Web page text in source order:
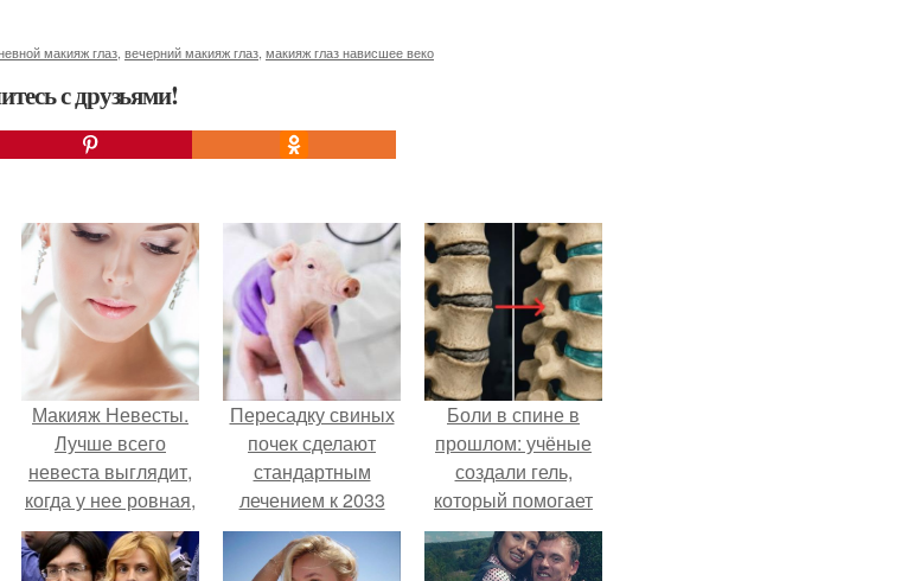
макияж глаз вечерний макияж глаз макияж глаз нависшее веко
с друзьями!
Макияж Невесты.
Лучше всего
невеста выглядит,
когда у нее ровная,
естественно
выглядящая кожа.
Пересадку свиных
почек сделают
стандартным
лечением к 2033
году в Японии.
Боли в спине в
прошлом: учёные
создали гель,
который помогает
восстанавливать
межпозвоночные